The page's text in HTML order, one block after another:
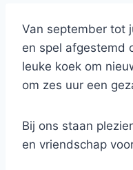
Van september tot
en spel afgestemd
leuke koek om
om zes uur een
Bij ons staan
en vriendschap